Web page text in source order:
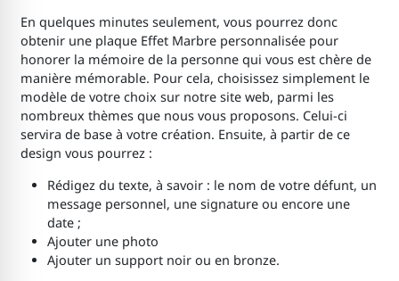
En quelques minutes seulement, vous pourrez donc
obtenir une plaque Effet Marbre personnalisée pour
honorer la mémoire de la personne qui vous est chère de
manière mémorable. Pour cela, choisissez simplement le
modèle de votre choix sur notre site web, parmi les
nombreux thèmes que nous vous proposons. Celui-ci
servira de base à votre création. Ensuite, à partir de ce
design vous pourrez :
Rédigez du texte, à savoir : le nom de votre défunt, un
message personnel, une signature ou encore une
date ;
Ajouter une photo
Ajouter un support noir ou en bronze.